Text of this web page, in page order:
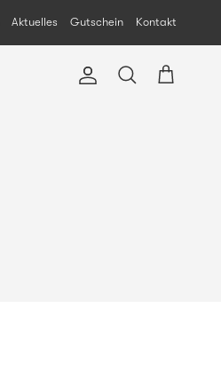
Aktuelles Gutschein Kontakt
KontoSuchen